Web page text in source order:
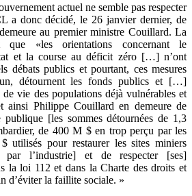
actuel ne semble pas respecter
a donc décidé, le 26 janvier dernier, de
au premier ministre Couillard. La
«les orientations concernant le
et la course au déficit zéro […] n’ont
débats publics et pourtant, ces mesures
détournent les fonds publics et […]
vie des populations déjà vulnérables et
ainsi Philippe Couillard en demeure de
publique [les sommes détournées de 1,3
de 400 M $ en trop perçu par les
utilisés pour restaurer les sites miniers
par l’industrie] et de respecter [ses]
la loi 112 et dans la Charte des droits et
d’éviter la faillite sociale. »